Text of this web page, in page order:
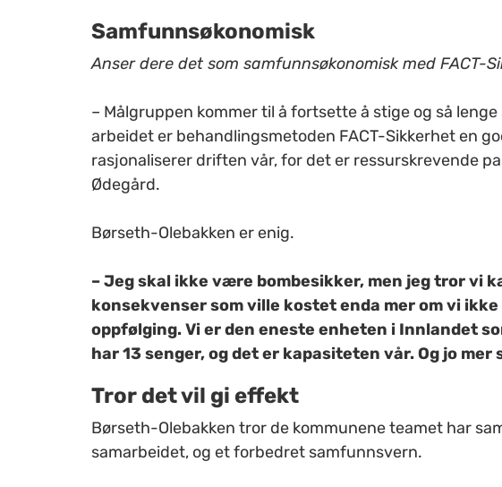
Samfunnsøkonomisk
Anser dere det som samfunnsøkonomisk med FACT-
– Målgruppen kommer til å fortsette å stige og så
arbeidet er behandlingsmetoden FACT-Sikkerhet en
rasjonaliserer driften vår, for det er ressurskrevende
Ødegård.
Børseth-Olebakken er enig.
– Jeg skal ikke være bombesikker, men jeg tror vi
konsekvenser som ville kostet enda mer om vi
oppfølging. Vi er den eneste enheten i Innlandet
har 13 senger, og det er kapasiteten vår. Og jo mer
Tror det vil gi effekt
Børseth-Olebakken tror de kommunene teamet har
samarbeidet, og et forbedret samfunnsvern.